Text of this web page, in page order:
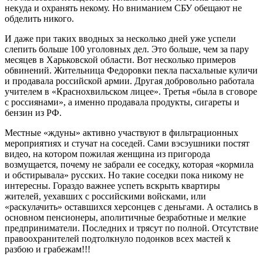
некуда и охранять некому. Но вниманием СБУ обещают не
обделить никого.
И даже при таких вводных за несколько дней уже успели
слепить больше 100 уголовных дел. Это больше, чем за пару
месяцев в Харьковской области. Вот несколько примеров
обвинений. Жительница Федоровки пекла пасхальные куличи
и продавала российской армии. Другая добровольно работала
учителем в «Краснохвильском лицее». Третья «была в сговоре
с россиянами», а именно продавала продукты, сигареты и
бензин из РФ.
Местные «ждуны» активно участвуют в фильтрационных
мероприятиях и стучат на соседей. Сами вэсэушники постят
видео, на котором пожилая женщина из пригорода
возмущается, почему не забрали ее соседку, которая «кормила
и обстирывала» русских. Но такие соседки пока никому не
интересны. Гораздо важнее успеть вскрыть квартиры
жителей, уехавших с российскими войсками, или
«раскулачить» оставшихся херсонцев с деньгами. А остались в
основном пенсионеры, аполитичные безработные и мелкие
предприниматели. Последних и трясут по полной. Отсутствие
правоохранителей подтолкнуло подонков всех мастей к
разбою и грабежам!!!